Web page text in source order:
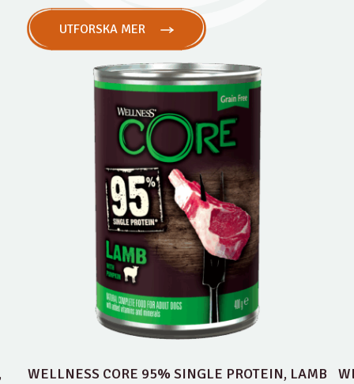
UTFORSKA MER
WELLNESS CORE 95% SINGLE PROTEIN, LAMB